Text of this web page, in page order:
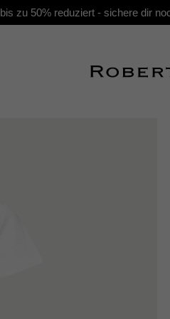
zu 50% reduziert - sichere dir